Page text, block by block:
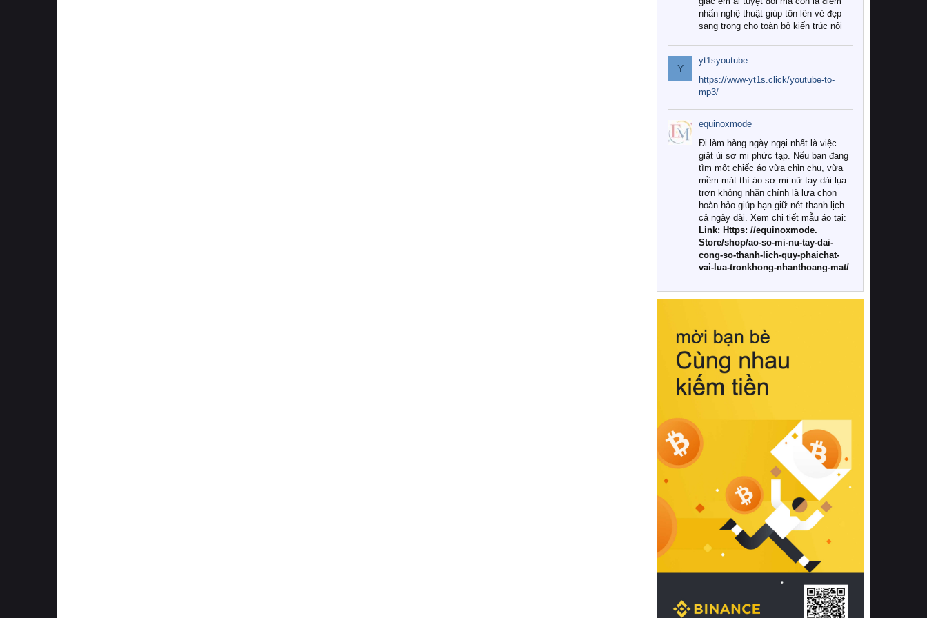
nhấn nghệ thuật giúp tôn lên vẻ đẹp
sang trọng cho toàn bộ kiến trúc nội
Tuy nhiên, giữa thị trường đa dạng
với vô vàn thương hiệu và mẫu mã
như hiện nay, làm thế nào để chọn
được những bộ chăn ga gối đệm cao
cấp thực sự chất lượng, phù hợp với
khí hậu và nhu cầu sử dụng của gia
đình? Hãy cùng chúng tôi đi tìm lời
giải đáp chi tiết qua bài viết dưới đây.
1. Tại sao các gia đình hiện đại lại ưa
chuộng chăn ga gối đệm cao cấp?
Khác với các dòng sản phẩm thông
thường, những bộ chăn ga gối đệm
cao cấp trải qua quy trình sản xuất
nghiêm ngặt từ khâu chọn lọc nguyên
liệu tự nhiên đến công nghệ dệt
nhuộm hiện đại không chứa hóa chất
này, bạn sẽ cảm nhận rõ rệt sự khác
hồi chuẩn xác của phần đệm nâng đỡ
cột sống.
Bên cạnh đó, việc lựa chọn các dòng
sản phẩm đạt chuẩn chất lượng quốc
tế còn giúp ngăn ngừa tình trạng kích
khuẩn và nấm mốc trong điều kiện
thời tiết nóng ẩm. Bạn có thể tìm hiểu
thêm các nghiên cứu khoa học về tác
động của giấc ngủ và môi trường
phòng ngủ đối với sức khỏe con
người tại Sleep Foundation (External
Link) để có cái nhìn toàn diện hơn.
2. Các tiêu chí vàng khi lựa chọn
chăn ga gối đệm cao cấp cho phòng
ngủ
Để sở hữu một bộ chăn ga gối đệm
cao cấp hoàn hảo cả về thẩm mỹ lẫn
công năng, người tiêu dùng cần cân
nhắc kỹ lưỡng các tiêu chí quan trọng
Y
yt1syoutube
https://www-yt1s.click/youtube-to-
mp3/
equinoxmode
Đi làm hàng ngày ngại nhất là việc
giặt ủi sơ mi phức tạp. Nếu bạn đang
tìm một chiếc áo vừa chỉn chu, vừa
mềm mát thì áo sơ mi nữ tay dài lụa
trơn không nhăn chính là lựa chọn
hoàn hảo giúp bạn giữ nét thanh lịch
cả ngày dài. Xem chi tiết mẫu áo tại:
Link: Https: //equinoxmode.
Store/shop/ao-so-mi-nu-tay-dai-
cong-so-thanh-lich-quy-phaichat-
vai-lua-tronkhong-nhanthoang-mat/